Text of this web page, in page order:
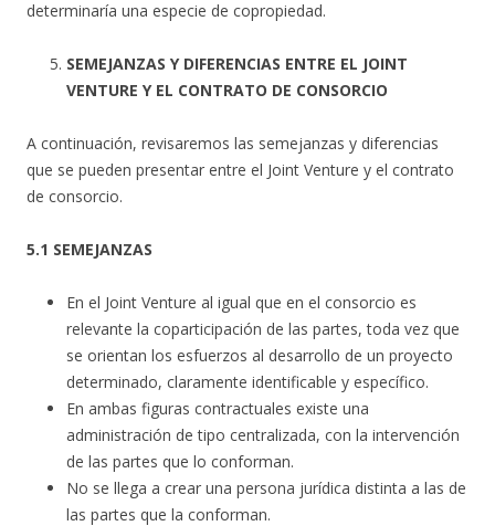
determinaría una especie de copropiedad.
SEMEJANZAS Y DIFERENCIAS ENTRE EL JOINT
VENTURE Y EL CONTRATO DE CONSORCIO
A continuación, revisaremos las semejanzas y diferencias
que se pueden presentar entre el Joint Venture y el contrato
de consorcio.
5.1 SEMEJANZAS
En el Joint Venture al igual que en el consorcio es
relevante la coparticipación de las partes, toda vez que
se orientan los esfuerzos al desarrollo de un proyecto
determinado, claramente identificable y específico.
En ambas figuras contractuales existe una
administración de tipo centralizada, con la intervención
de las partes que lo conforman.
No se llega a crear una persona jurídica distinta a las de
las partes que la conforman.